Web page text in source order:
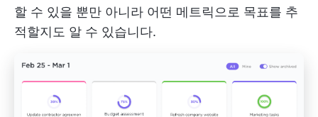
할 수 있을 뿐만 아니라 어떤 메트릭으로 목표를 추
적할지도 알 수 있습니다.